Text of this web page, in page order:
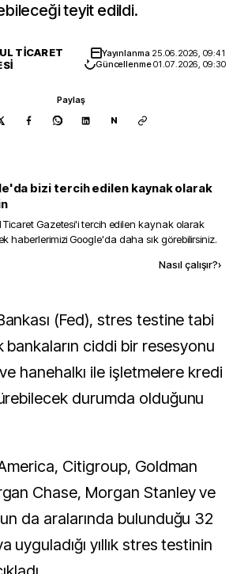
teyit edildi.
TICARET
Yayınlanma 25.06.2026, 09:41
Güncellenme01.07.2026, 09:30
Paylaş
N
bizi tercih edilen kaynak olarak
Ticaret Gazetesi'i tercih edilen kaynak olarak
haberlerimizi Google'da daha sık görebilirsiniz.
Nasıl çalışır?›
ciddi bir resesyonu
hanehalkı ile işletmelere kredi
durumda olduğunu
Citigroup, Goldman
Chase, Morgan Stanley ve
da aralarında bulunduğu 32
uyguladığı yıllık stres testinin